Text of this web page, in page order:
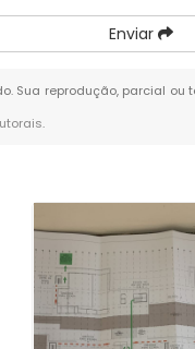
Enviar
Sua reprodução, parcial
.